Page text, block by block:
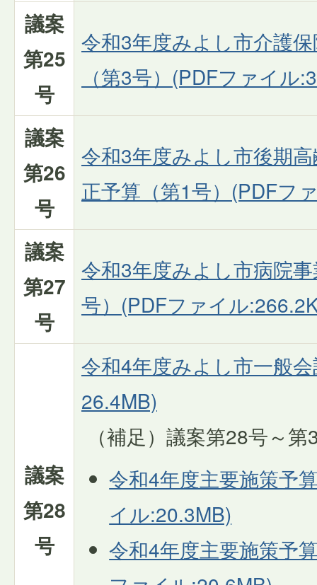
議案
第25
号
令和3年度みよし市介護
（第3号）(PDFファイル
議案
第26
号
令和3年度みよし市後期
正予算（第1号）(PDFフ
議案
第27
号
令和3年度みよし市病院
号）(PDFファイル
議案
第28
号
令和4年度みよし市一般
26.4MB)
（補足）議案第28号～
令和4年度主要施策予
イル:20.3MB)
令和4年度主要施策予